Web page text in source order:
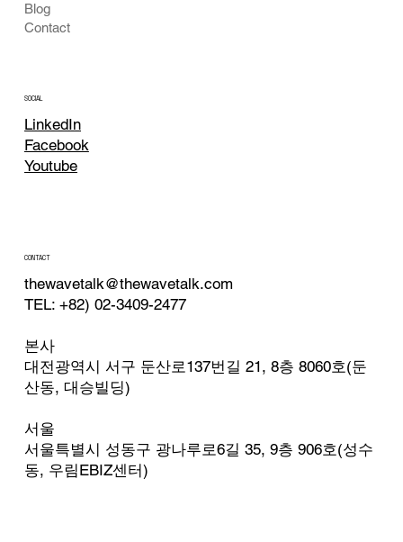
Blog
Contact
SOCIAL
LinkedIn
Facebook
Youtube
CONTACT
thewavetalk@thewavetalk.com
TEL: +82) 02-3409-2477
본사
대전광역시 서구 둔산로137번길 21, 8층 8060호(둔
산동, 대승빌딩)
서울
서울특별시 성동구 광나루로6길 35, 9층 906호(성수
동, 우림EBIZ센터)